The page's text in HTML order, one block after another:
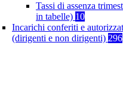
Tassi di assenza
in tabelle) 10
Incarichi conferiti e
(dirigenti e non dirigenti) 296